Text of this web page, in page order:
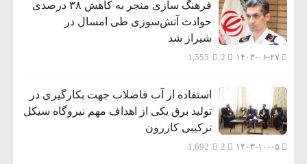
فرهنگ سازی منجر به کاهش ۳۸ درصدی
حوادث آتش‌سوزی طی امسال در
شیراز شد
۱۴۰۳-۰۶-۲۷ 1,555
استفاده از آب فاضلاب جهت بکارگیری در
تولید برق یکی از اهداف مهم نیروگاه سیکل
ترکیبی کازرون
۱۴۰۳-۱۰-۰۵ 1,692